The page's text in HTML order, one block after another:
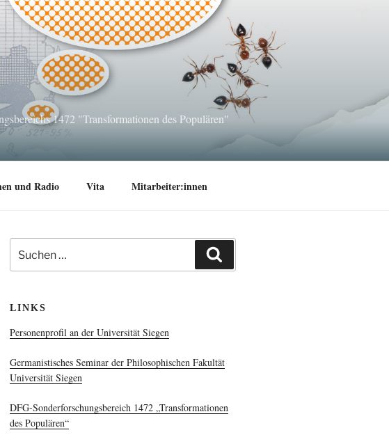
1472 "Transformationen des Populären"
und Radio Vita Mitarbeiter:innen
nach:
LINKS
Personenprofil an der Universität Siegen
Germanistisches Seminar der Philosophischen Fakultät
Universität Siegen
DFG-Sonderforschungsbereich 1472 „Transformationen
des Populären“